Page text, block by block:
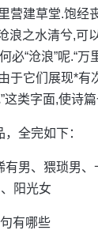
营建草堂.饱经
浪之水清兮,可
“沧浪”呢.“万
于它们展现*
”这类字面,使
全完如下：
男、猥琐男
阳光女
有哪些